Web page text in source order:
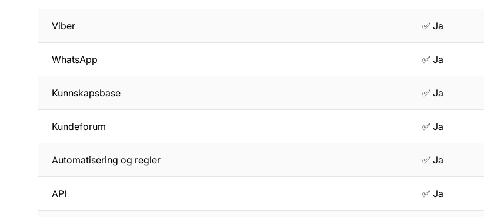
Viber ✅ Ja
WhatsApp ✅ Ja
Kunnskapsbase ✅ Ja
Kundeforum ✅ Ja
Automatisering og regler ✅ Ja
API ✅ Ja